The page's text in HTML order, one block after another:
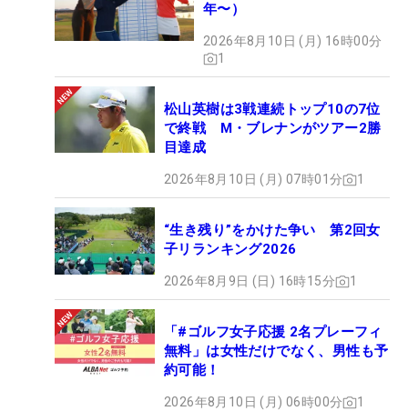
年〜）
2026年8月10日 (月) 16時00分
1
松山英樹は3戦連続トップ10の7位
で終戦 M・ブレナンがツアー2勝
目達成
2026年8月10日 (月) 07時01分 1
“生き残り”をかけた争い 第2回女
子リランキング2026
2026年8月9日 (日) 16時15分 1
「#ゴルフ女子応援 2名プレーフィ
無料」は女性だけでなく、男性も予
約可能！
2026年8月10日 (月) 06時00分 1